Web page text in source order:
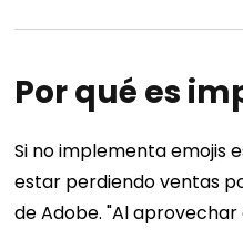
Por qué es
Si no implementa emojis
estar perdiendo ventas
de Adobe. "Al